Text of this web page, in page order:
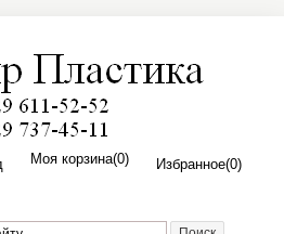
Моя корзина(0) Избранное(0)